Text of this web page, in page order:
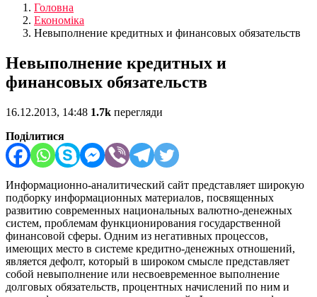
Головна
Економіка
Невыполнение кредитных и финансовых обязательств
Невыполнение кредитных и
финансовых обязательств
16.12.2013, 14:48 1.7k перегляди
Поділитися
Информационно-аналитический сайт представляет широкую
подборку информационных материалов, посвященных
развитию современных национальных валютно-денежных
систем, проблемам функционирования государственной
финансовой сферы. Одним из негативных процессов,
имеющих место в системе кредитно-денежных отношений,
является дефолт, который в широком смысле представляет
собой невыполнение или несвоевременное выполнение
долговых обязательств, процентных начислений по ним и